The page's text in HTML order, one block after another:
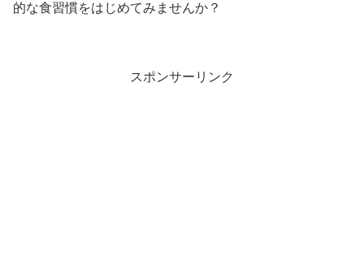
的な食習慣をはじめてみませんか？
スポンサーリンク